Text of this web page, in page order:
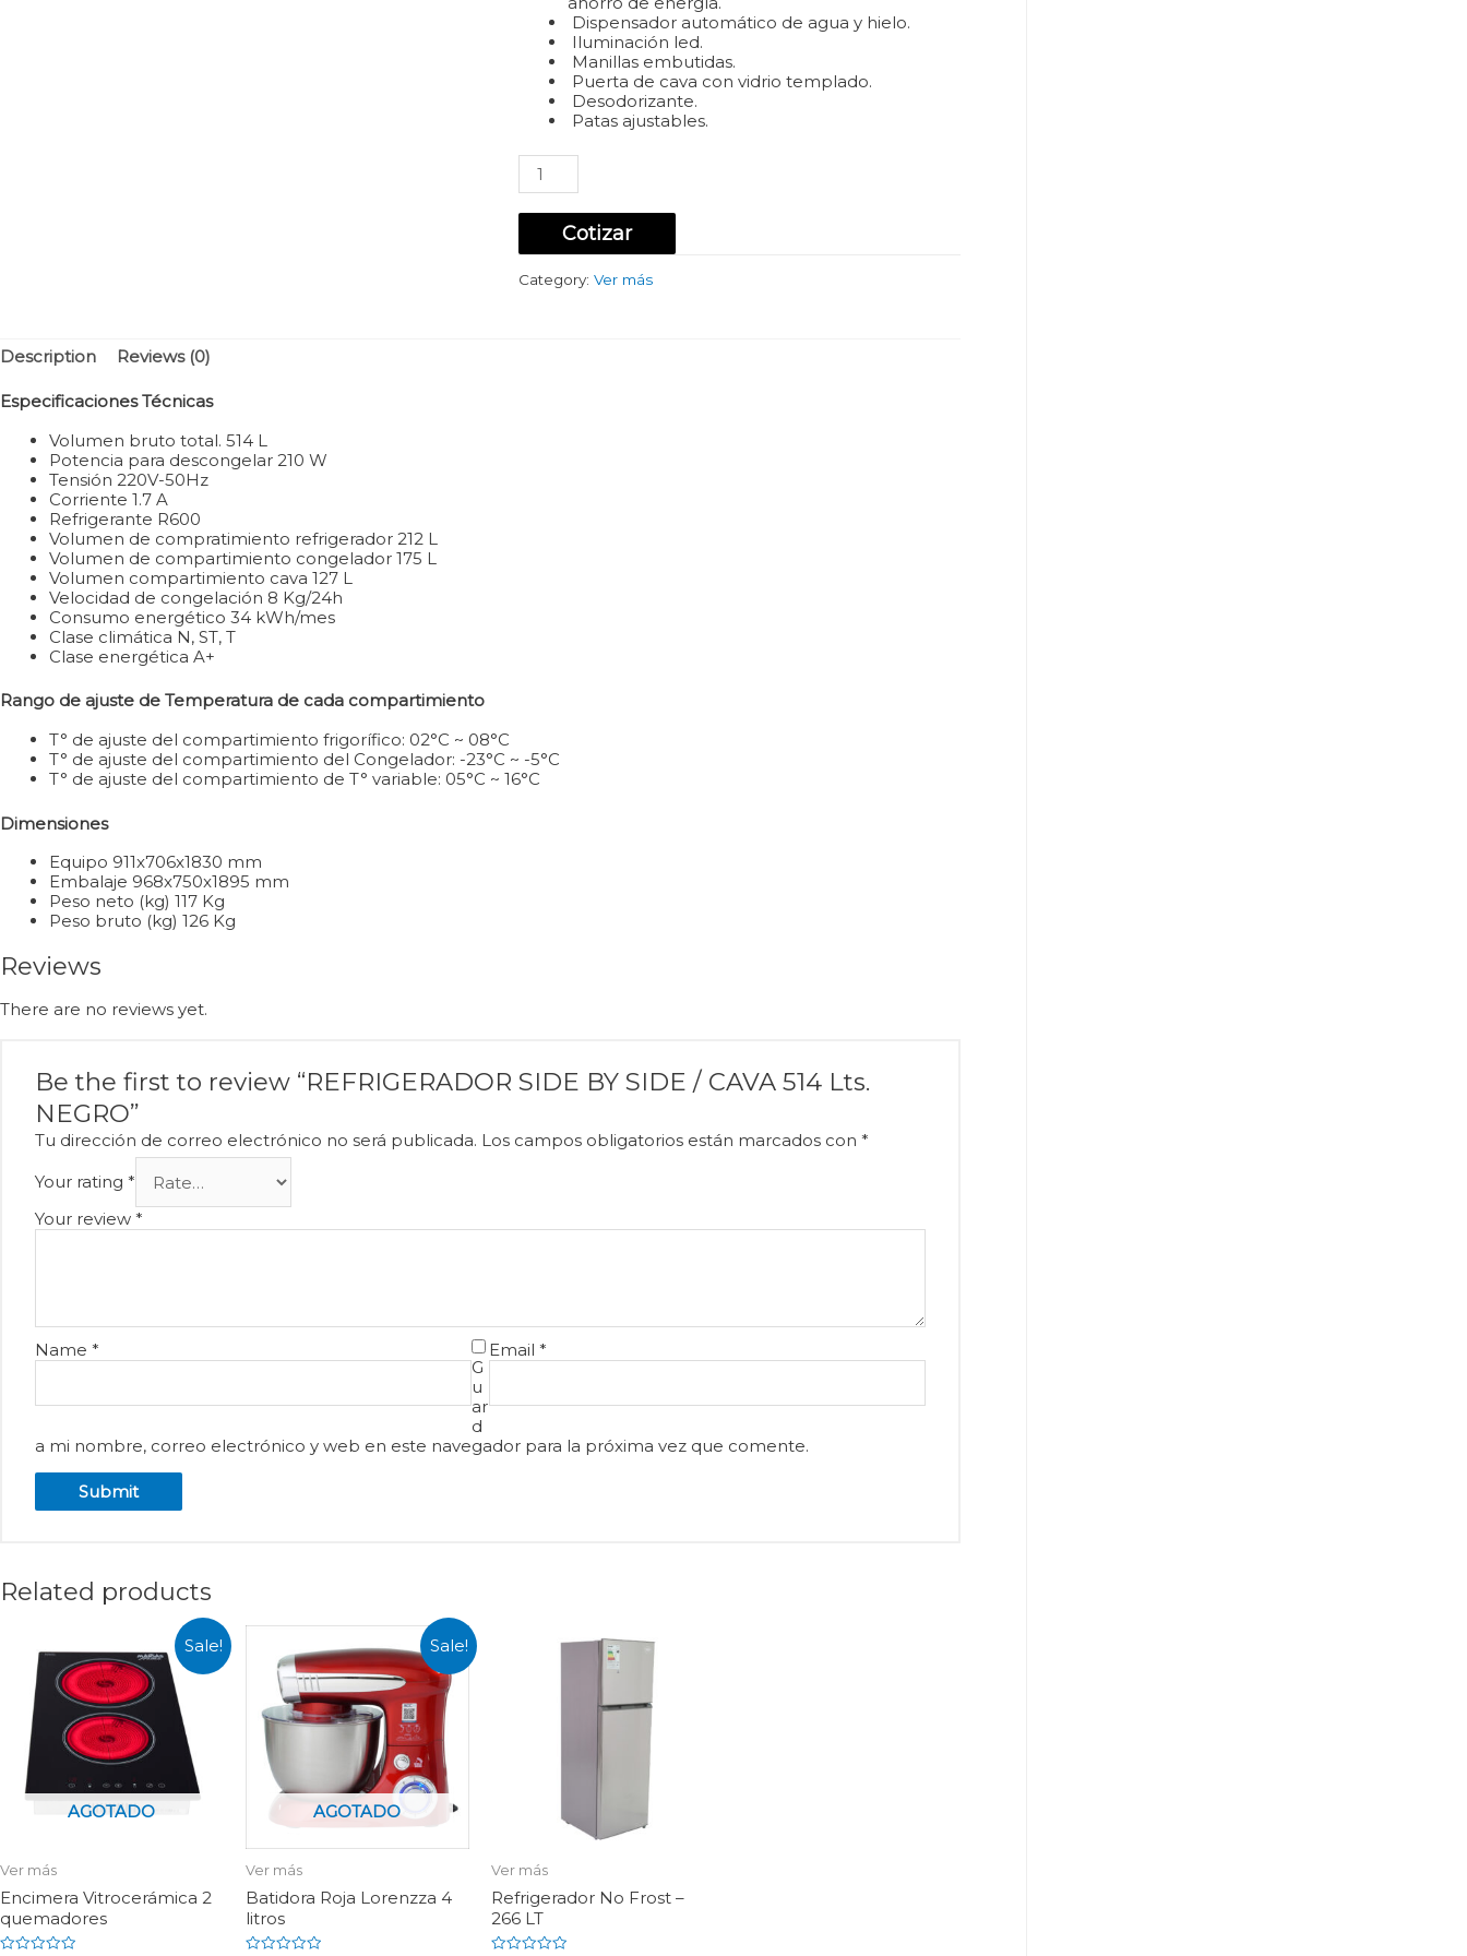
Dispensador automático de agua y hielo.
Iluminación led.
Manillas embutidas.
Puerta de cava con vidrio templado.
Desodorizante.
Patas ajustables.
REFRIGERADOR
SIDE
514
Cotizar
Category:Ver más
Description Reviews (0)
Especificaciones Técnicas
Volumen bruto total. 514 L
Potencia para descongelar 210 W
Tensión 220V-50Hz
Corriente 1.7 A
Refrigerante R600
Volumen de compratimiento refrigerador 212 L
Volumen de compartimiento congelador 175 L
Volumen compartimiento cava 127 L
Velocidad de congelación 8 Kg/24h
Consumo energético 34 kWh/mes
Clase climática N, ST, T
Clase energética A+
Rango de ajuste de Temperatura de cada compartimiento
T° de ajuste del compartimiento frigorífico: 02°C ~ 08°C
T° de ajuste del compartimiento del Congelador: -23°C ~ -5°C
T° de ajuste del compartimiento de T° variable: 05°C ~ 16°C
Dimensiones
Equipo 911x706x1830 mm
Embalaje 968x750x1895 mm
Peso neto (kg) 117 Kg
Peso bruto (kg) 126 Kg
Reviews
There are no reviews yet.
Be the first to review “REFRIGERADOR SIDE BY SIDE / CAVA 514 Lts.
NEGRO”
Tu dirección de correo electrónico no será publicada. Los campos obligatorios están marcados con *
Your rating *
Your review *
Name * Email*
G
u
ar
d
a mi nombre, correo electrónico y web en este navegador para la próxima vez que comente.
Related products
Sale!
AGOTADO
Ver más
Encimera Vitrocerámica 2
quemadores
Sale!
AGOTADO
Ver más
Batidora Roja Lorenzza 4
litros
Ver más
Refrigerador No Frost –
266 LT